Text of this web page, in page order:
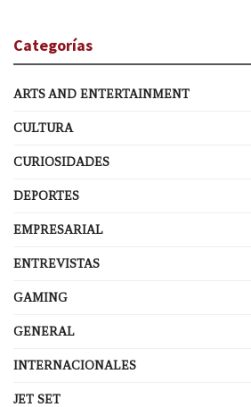
Categorías
ARTS AND ENTERTAINMENT
CULTURA
CURIOSIDADES
DEPORTES
EMPRESARIAL
ENTREVISTAS
GAMING
GENERAL
INTERNACIONALES
JET SET